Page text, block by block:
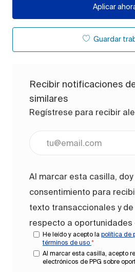
Aplicar
Guardar
Recibir notificaciones
similares
Regístrese para recibir
Ingrese la dirección de
Al marcar esta casilla, doy
consentimiento para
texto transaccionales y
respecto a oportunidades
He leído y acepto la política de
términos de uso *
Al marcar esta casilla, acepto
electrónicos de PPG sobre